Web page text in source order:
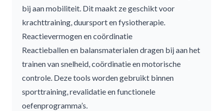
bij aan mobiliteit. Dit maakt ze geschikt voor
krachttraining, duursport en fysiotherapie.
Reactievermogen en coördinatie
Reactieballen en balansmaterialendragen bij aan het
trainen van snelheid, coördinatie en motorische
controle. Deze tools worden gebruikt binnen
sporttraining, revalidatie en functionele
oefenprogramma’s.